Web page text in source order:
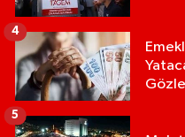
4
5